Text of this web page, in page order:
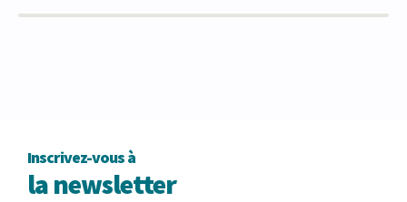
Inscrivez-vous à
la newsletter